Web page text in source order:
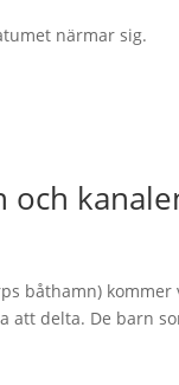
närmar sig.
och
båthamn)
delta. De barn